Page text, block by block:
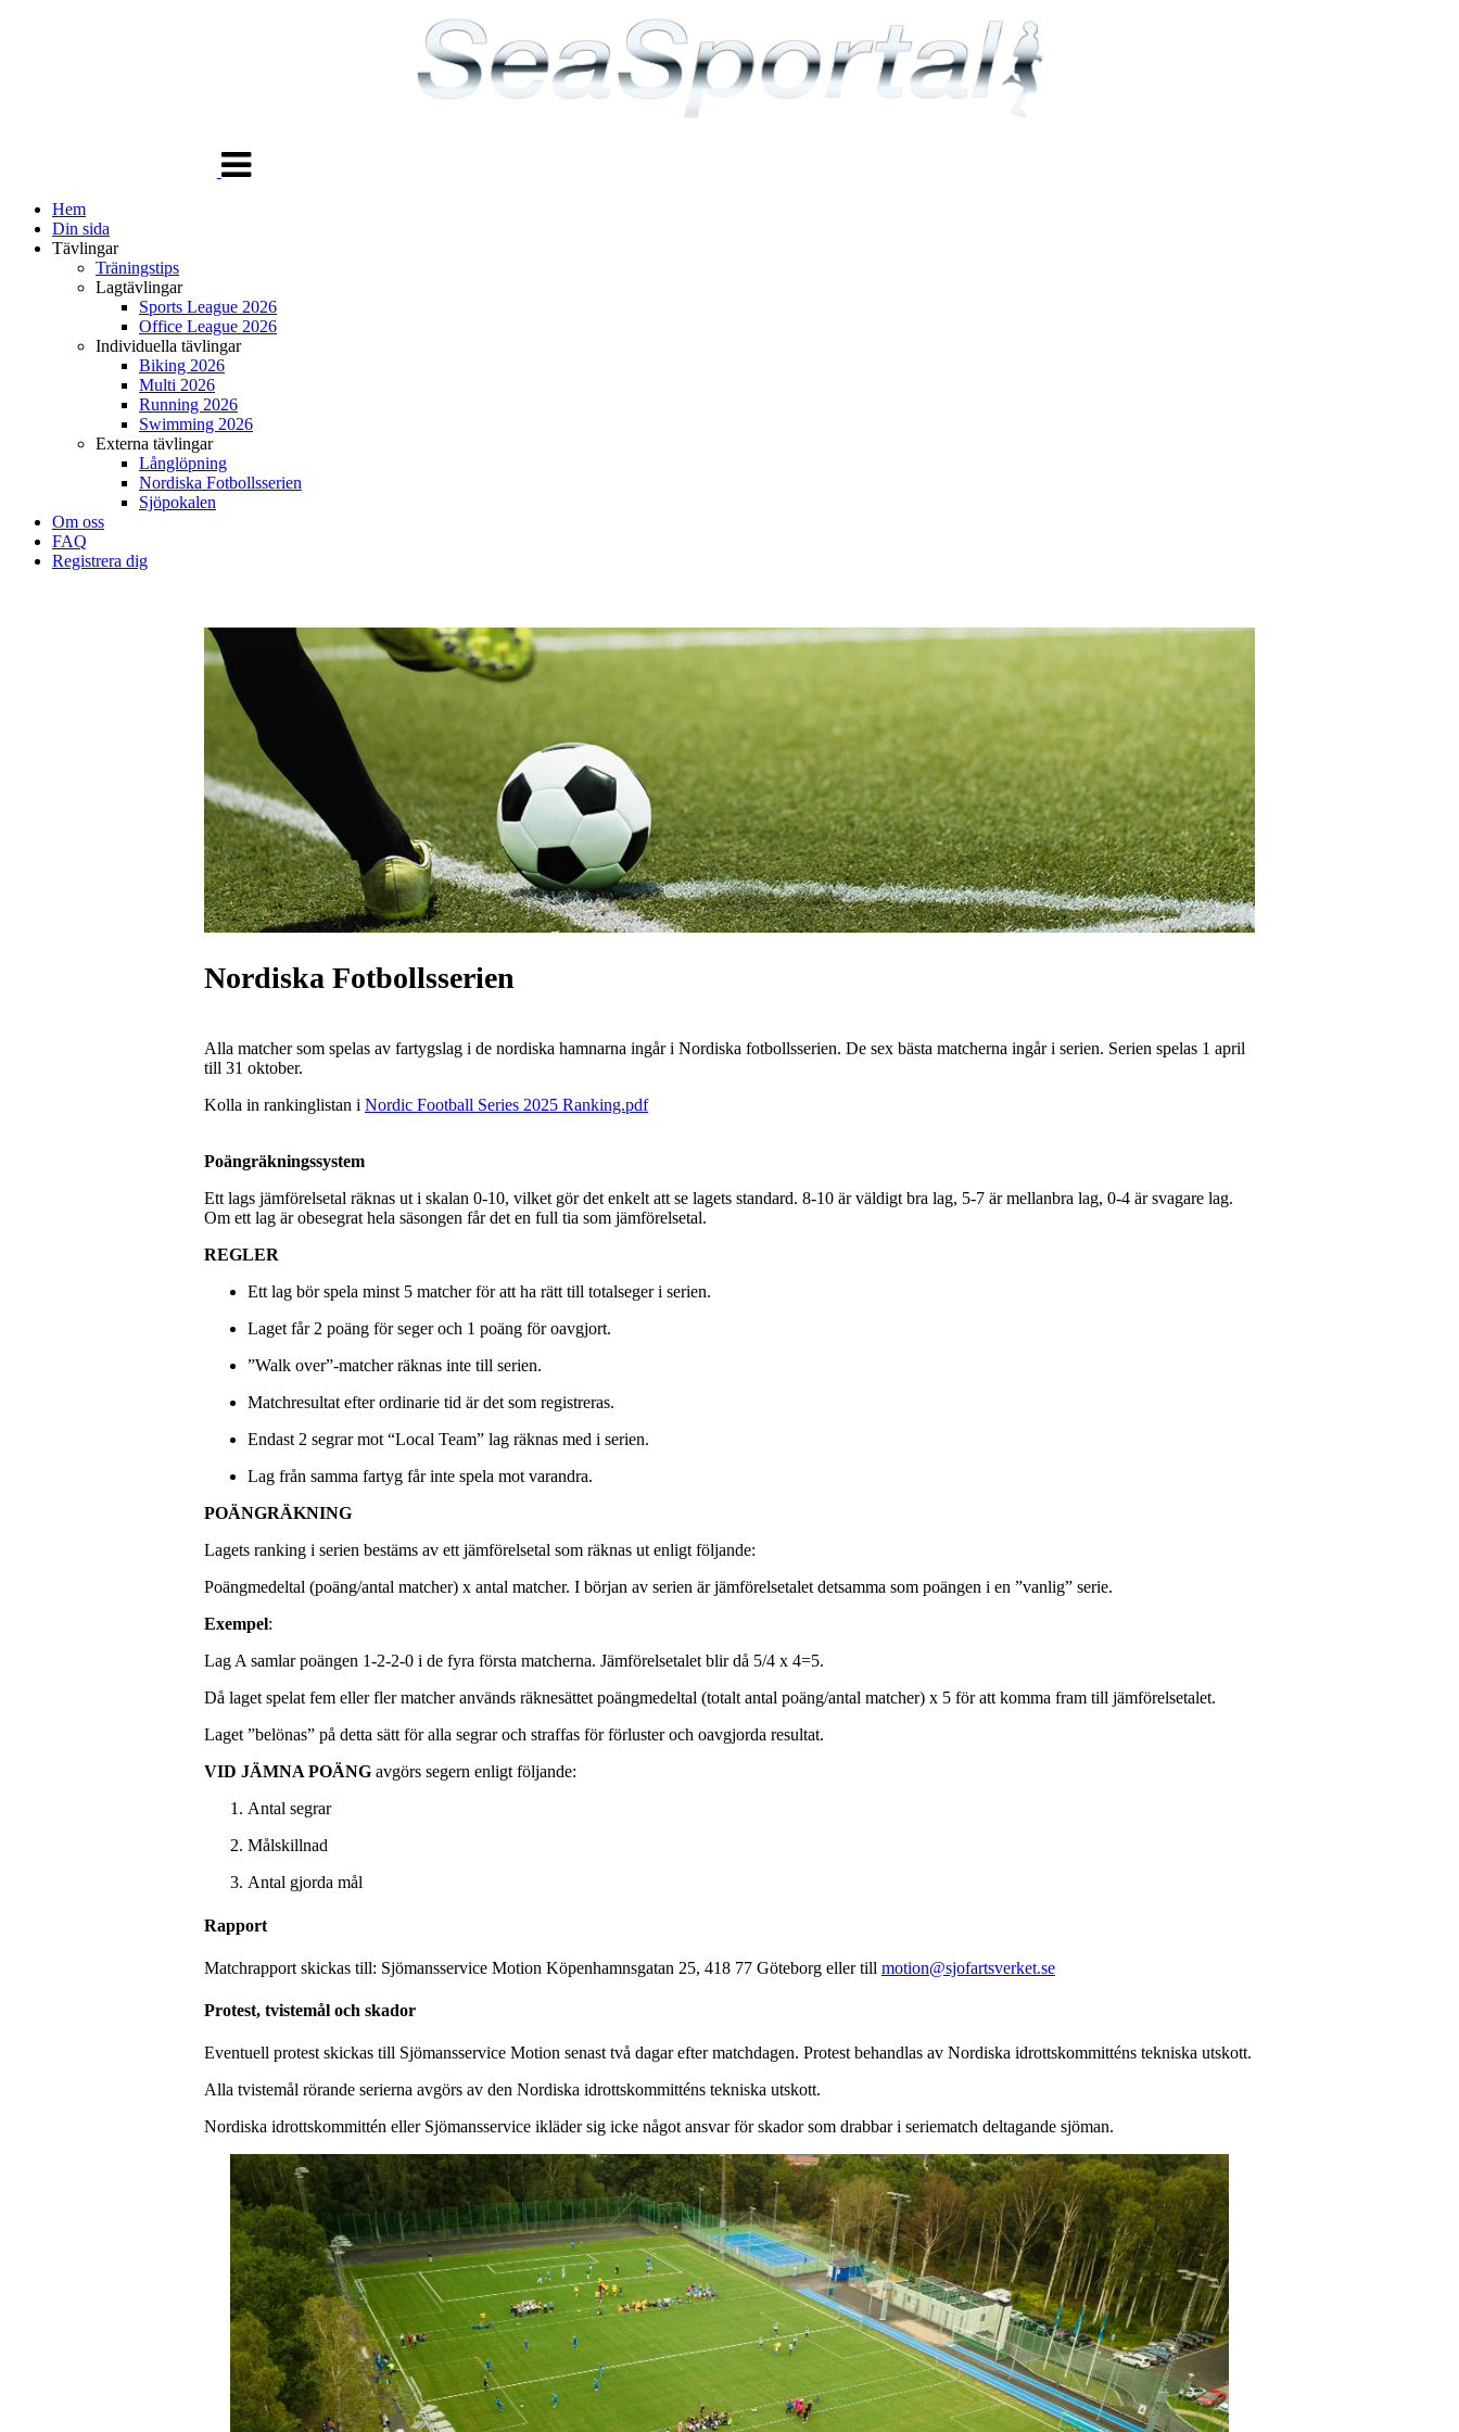
navigering
Hem
Din sida
Tävlingar
Träningstips
Lagtävlingar
Sports League 2026
Office League 2026
Individuella tävlingar
Biking 2026
Multi 2026
Running 2026
Swimming 2026
Externa tävlingar
Långlöpning
Nordiska Fotbollsserien
Sjöpokalen
Om oss
FAQ
Registrera dig
Nordiska Fotbollsserien
Alla matcher som spelas av fartygslag i de nordiska hamnarna ingår i Nordiska fotbollsserien. De sex bästa matcherna ingår i serien. Serien spelas 1 april
till 31 oktober.
Kolla in rankinglistan i Nordic Football Series 2025 Ranking.pdf
Poängräkningssystem
Ett lags jämförelsetal räknas ut i skalan 0-10, vilket gör det enkelt att se lagets standard. 8-10 är väldigt bra lag, 5-7 är mellanbra lag, 0-4 är svagare lag.
Om ett lag är obesegrat hela säsongen får det en full tia som jämförelsetal.
REGLER
Ett lag bör spela minst 5 matcher för att ha rätt till totalseger i serien.
Laget får 2 poäng för seger och 1 poäng för oavgjort.
”Walk over”-matcher räknas inte till serien.
Matchresultat efter ordinarie tid är det som registreras.
Endast 2 segrar mot “Local Team” lag räknas med i serien.
Lag från samma fartyg får inte spela mot varandra.
POÄNGRÄKNING
Lagets ranking i serien bestäms av ett jämförelsetal som räknas ut enligt följande:
Poängmedeltal (poäng/antal matcher) x antal matcher. I början av serien är jämförelsetalet detsamma som poängen i en ”vanlig” serie.
Exempel:
Lag A samlar poängen 1-2-2-0 i de fyra första matcherna. Jämförelsetalet blir då 5/4 x 4=5.
Då laget spelat fem eller fler matcher används räknesättet poängmedeltal (totalt antal poäng/antal matcher) x 5 för att komma fram till jämförelsetalet.
Laget ”belönas” på detta sätt för alla segrar och straffas för förluster och oavgjorda resultat.
VID JÄMNA POÄNG avgörs segern enligt följande:
Antal segrar
Målskillnad
Antal gjorda mål
Rapport
Matchrapport skickas till: Sjömansservice Motion Köpenhamnsgatan 25, 418 77 Göteborg eller till motion@sjofartsverket.se
Protest, tvistemål och skador
Eventuell protest skickas till Sjömansservice Motion senast två dagar efter matchdagen. Protest behandlas av Nordiska idrottskommitténs tekniska utskott.
Alla tvistemål rörande serierna avgörs av den Nordiska idrottskommitténs tekniska utskott.
Nordiska idrottskommittén eller Sjömansservice ikläder sig icke något ansvar för skador som drabbar i seriematch deltagande sjöman.